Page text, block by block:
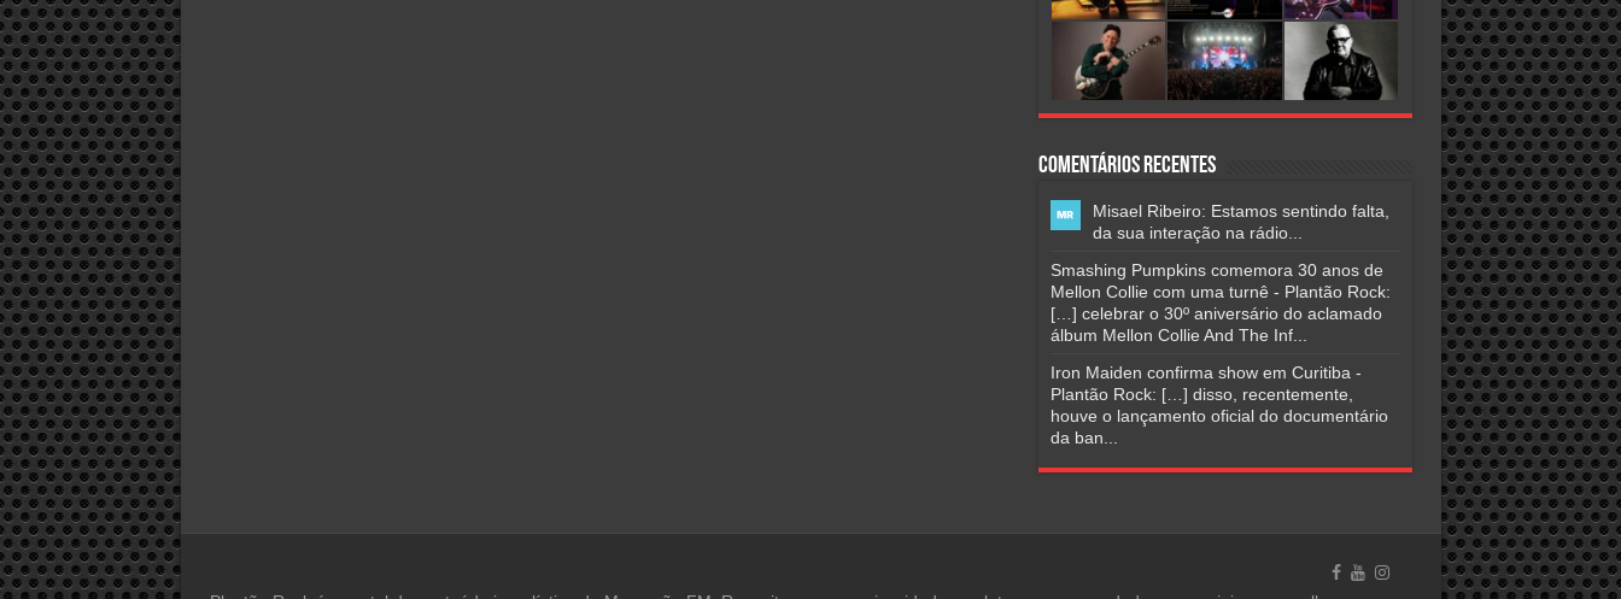
Comentários Recentes
Misael Ribeiro: Estamos sentindo falta,
da sua interação na rádio...
Smashing Pumpkins comemora 30 anos de
Mellon Collie com uma turnê - Plantão Rock:
[…] celebrar o 30º aniversário do aclamado
álbum Mellon Collie And The Inf...
Iron Maiden confirma show em Curitiba -
Plantão Rock: […] disso, recentemente,
houve o lançamento oficial do documentário
da ban...